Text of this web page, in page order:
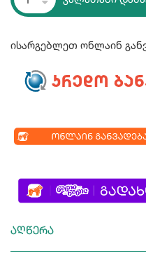
ისარგებლეთ ონლაინ
აღწერა